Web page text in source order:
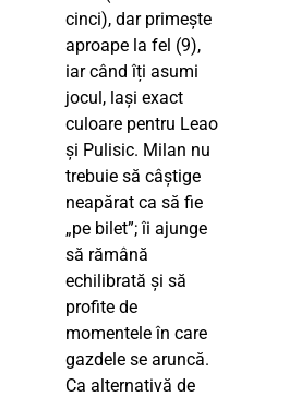
cinci), dar primește
aproape la fel (9),
iar când îți asumi
jocul, lași exact
culoare pentru Leao
și Pulisic. Milan nu
trebuie să câștige
neapărat ca să fie
„pe bilet”; îi ajunge
să rămână
echilibrată și să
profite de
momentele în care
gazdele se aruncă.
Ca alternativă de